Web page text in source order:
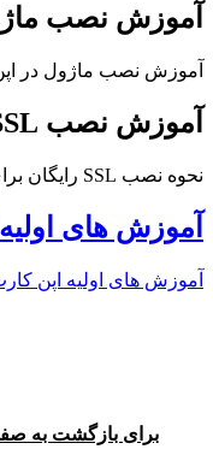
آموزش نصب
آموزش نصب ماژول در
آموزش نصب SSL رایگان
نحوه نصب SSL رایگان برای اپن کارت
آموزش های
آموزش های اولیه اپن
برای بازگشت به